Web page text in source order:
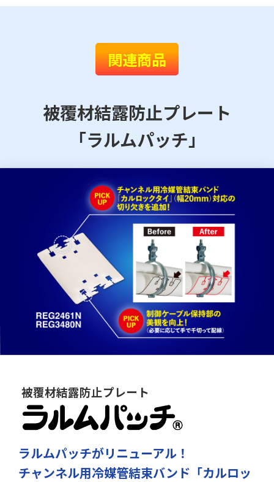
関連商品
被覆材結露防止プレート
「ラルムパッチ」
被覆材結露防止プレート
ラルムパッチがリニューアル！
チャンネル用冷媒管結束バンド「カルロッ